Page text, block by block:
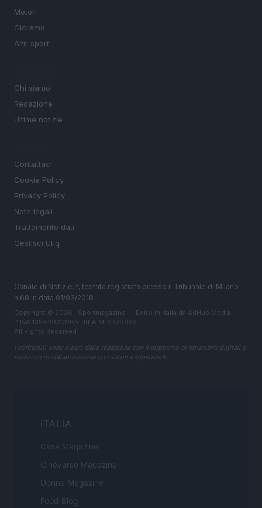
Motori
Ciclismo
Altri sport
Chi siamo
Redazione
Ultime notizie
Contattaci
Cookie Policy
Privacy Policy
Note legali
Trattamento dati
Gestisci Utiq
Canale di Notizie.it, testata registrata presso il Tribunale di Milano
n.68 in data 01/03/2018
Copyright © 2026 · Sportmagazine — Edito in Italia da AdHub Media
P.IVA 13542920965 · REA MI 2729933
All Rights Reserved
I contenuti sono curati dalla redazione con il supporto di strumenti digitali e
realizzati in collaborazione con autori indipendenti.
ITALIA
Casa Magazine
Cineverse Magazine
Donne Magazine
Food Blog